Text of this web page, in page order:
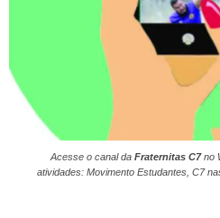
Acesse o canal da Fraternitas C7no
atividades: Movimento Estudantes, C7